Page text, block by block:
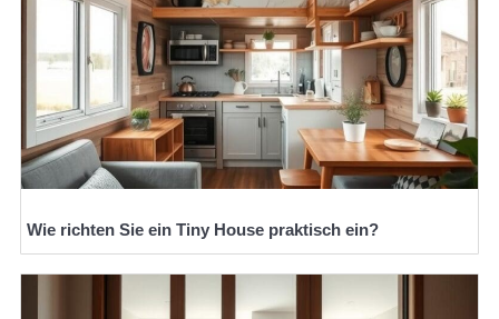
Wie richten Sie ein Tiny House praktisch ein?